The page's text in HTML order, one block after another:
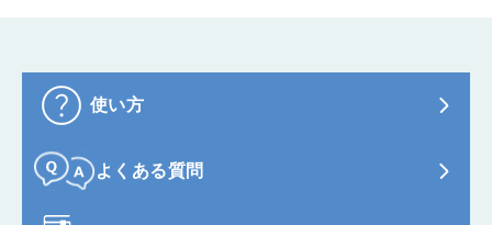
使い方
よくある質問